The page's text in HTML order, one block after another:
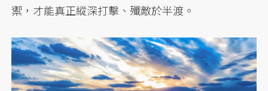
禦，才能真正縱深打擊、殲敵於半渡。